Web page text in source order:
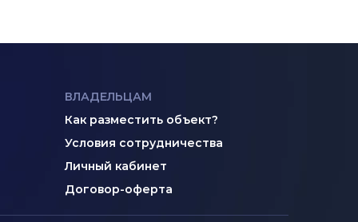
ВЛАДЕЛЬЦАМ
Как разместить объект?
Условия сотрудничества
Личный кабинет
Договор-оферта